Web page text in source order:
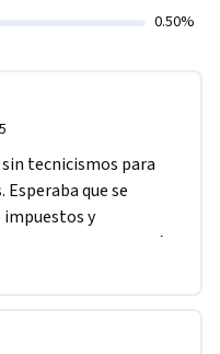
0.50%
tecnicismos para
que se
impuestos y
pero lo que aprendí